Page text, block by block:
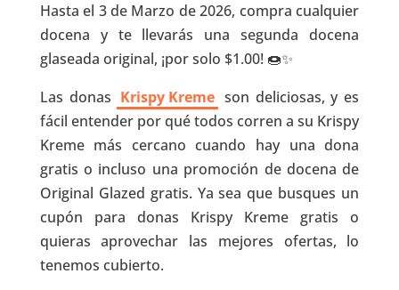
Hasta el 3 de Marzo de 2026, compra cualquier
docena y te llevarás una segunda docena
glaseada original, ¡por solo $1.00! 🍩✨
Las donas Krispy Kreme son deliciosas, y es
fácil entender por qué todos corren a su Krispy
Kreme más cercano cuando hay una dona
gratis o incluso una promoción de docena de
Original Glazed gratis. Ya sea que busques un
cupón para donas Krispy Kreme gratis o
quieras aprovechar las mejores ofertas, lo
tenemos cubierto.